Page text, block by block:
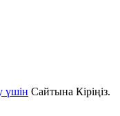
үшін Сайтына Кіріңіз.